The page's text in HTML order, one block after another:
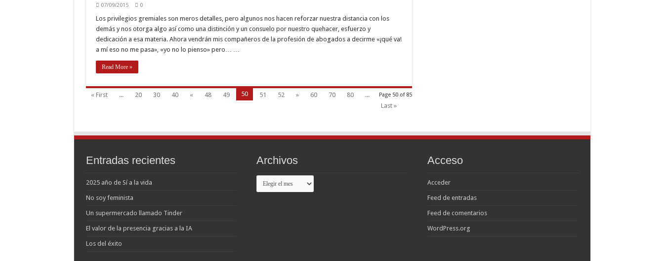
07/09/2015 0
Los privilegios gremiales son meros detalles, pero algunos nos hacen reforzar nuestra distancia con los
demás y nos otorga algo así como una distinción y un consuelo por nuestro quehacer, esfuerzo y
dedicación a esa materia. Ahora vendrán mis compañeros de la profesión de abogados a decirme «¡qué va!
a mí eso no me pasa», «yo no lo pienso» pero… …
Read More »
Page 50 of 85
« First ... 20 30 40 « 48 49 50 51 52 » 60 70 80
...
Last »
Entradas recientes
2025 año de Sí a la vida
No soy feminista
Un supermercado llamado Tinder
El valor de la presencia gracias a la IA
Los del éxito
Archivos
Archivos
Acceso
Acceder
Feed de entradas
Feed de comentarios
WordPress.org